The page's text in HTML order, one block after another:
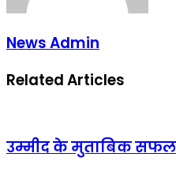
News Admin
Related Articles
उम्मीद के मुताबिक